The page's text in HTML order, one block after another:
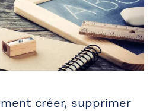
créer, supprimer